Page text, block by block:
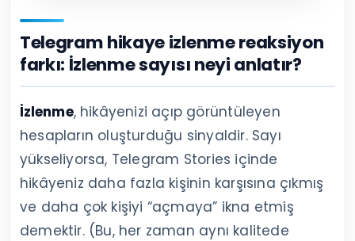
Telegram hikaye izlenme reaksiyon
farkı: İzlenme sayısı neyi anlatır?
İzlenme, hikâyenizi açıp görüntüleyen
hesapların oluşturduğu sinyaldir. Sayı
yükseliyorsa, Telegram Stories içinde
hikâyeniz daha fazla kişinin karşısına çıkmış
ve daha çok kişiyi “açmaya” ikna etmiş
demektir. (Bu, her zaman aynı kalitede